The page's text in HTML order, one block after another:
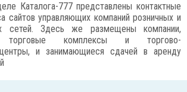
Каталога-777 представлены контактные
сайтов управляющих компаний розничных и
сетей. Здесь же размещены компании,
торговые комплексы и торгово-
центры, и занимающиеся сдачей в аренду